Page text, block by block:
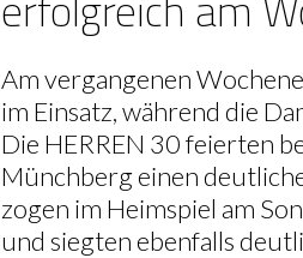
Am vergangenen
im Einsatz, während die
Die HERREN 30 feierten
Münchberg einen
zogen im Heimspiel am
und siegten ebenfalls